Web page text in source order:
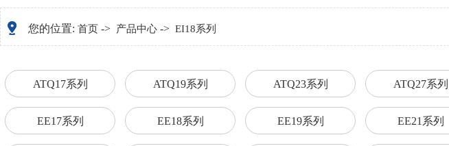
您的位置: 首页 -> 产品中心 -> EI18系列
ATQ17系列 ATQ19系列 ATQ23系列 ATQ27系列
EE17系列 EE18系列 EE19系列 EE21系列